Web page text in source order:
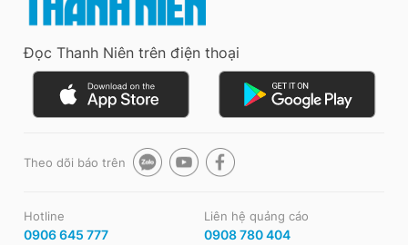
Đọc Thanh Niên trên điện thoại
Theo dõi báo trên
Hotline
0906 645 777
Liên hệ quảng cáo
0908 780 404